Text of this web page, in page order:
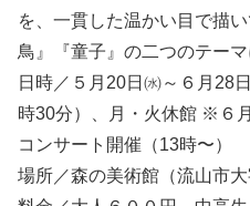
を、一貫した温かい目で描
鳥』『童子』の二つのテーマ
日時／５月20日㈬～６月28
時30分）、月・火休館 ※６
コンサート開催（13時〜）
場所／森の美術館（流山市大